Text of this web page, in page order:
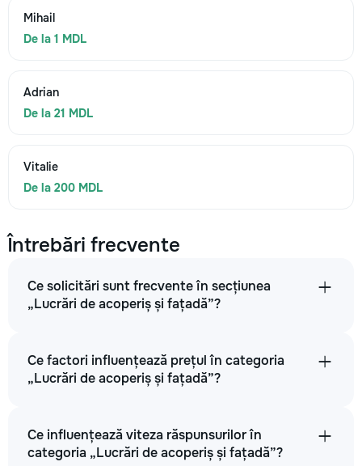
Mihail
De la 1 MDL
Adrian
De la 21 MDL
Vitalie
De la 200 MDL
Întrebări frecvente
Ce solicitări sunt frecvente în secțiunea
„Lucrări de acoperiș și fațadă”?
Ce factori influențează prețul în categoria
„Lucrări de acoperiș și fațadă”?
Ce influențează viteza răspunsurilor în
categoria „Lucrări de acoperiș și fațadă”?